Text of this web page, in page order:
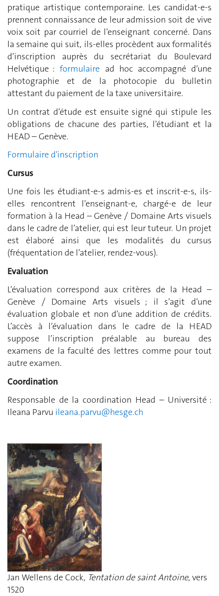
pratique artistique contemporaine. Les candidat-e-s
prennent connaissance de leur admission soit de vive
voix soit par courriel de l’enseignant concerné. Dans
la semaine qui suit, ils-elles procèdent aux formalités
d’inscription auprès du secrétariat du Boulevard
Helvétique :formulaire ad hoc accompagné d’une
photographie et de la photocopie du bulletin
attestant du paiement de la taxe universitaire.
Un contrat d’étude est ensuite signé qui stipule les
obligations de chacune des parties, l’étudiant et la
HEAD – Genève.
Formulaire d'inscription
Cursus
Une fois les étudiant-e-s admis-es et inscrit-e-s, ils-
elles rencontrent l’enseignant-e, chargé-e de leur
formation à la Head – Genève / Domaine Arts visuels
dans le cadre de l’atelier, qui est leur tuteur. Un projet
est élaboré ainsi que les modalités du cursus
(fréquentation de l’atelier, rendez-vous).
Evaluation
L’évaluation correspond aux critères de la Head –
Genève / Domaine Arts visuels ; il s’agit d’une
évaluation globale et non d’une addition de crédits.
L’accès à l’évaluation dans le cadre de la HEAD
suppose l’inscription préalable au bureau des
examens de la faculté des lettres comme pour tout
autre examen.
Coordination
Responsable de la coordination Head – Université :
Ileana Parvu ileana.parvu@hesge.ch
Jan Wellens de Cock, Tentation de saint Antoine, vers
1520